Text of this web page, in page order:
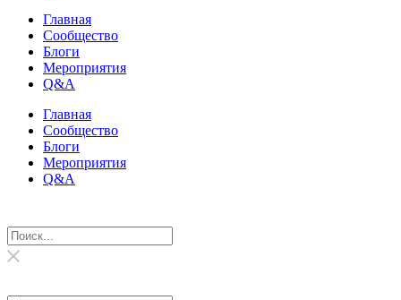
Главная
Сообщество
Блоги
Мероприятия
Q&A
Главная
Сообщество
Блоги
Мероприятия
Q&A